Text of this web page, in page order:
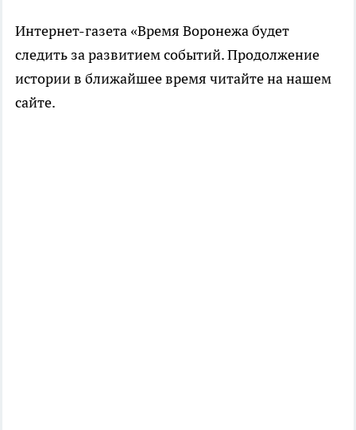
Интернет-газета «Время Воронежа будет
следить за развитием событий. Продолжение
истории в ближайшее время читайте на нашем
сайте.